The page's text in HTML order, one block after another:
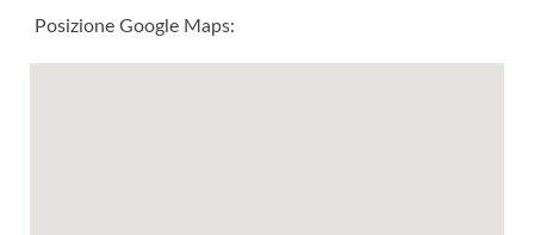
Posizione Google Maps: